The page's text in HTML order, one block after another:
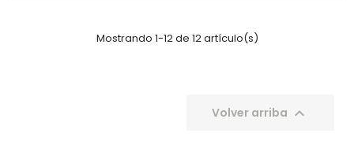
Mostrando 1-12 de 12 artículo(s)
Volver arriba 